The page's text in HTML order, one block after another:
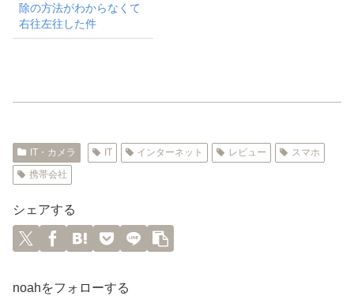
除の方法がわからなくて
右往左往した件
IT・カメラ IT インターネット レビュー
スマホ
携帯会社
シェアする
noahをフォローする